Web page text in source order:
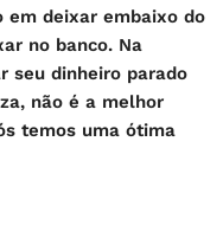
em deixar embaixo do
no banco. Na
seu dinheiro parado
não é a melhor
temos uma ótima